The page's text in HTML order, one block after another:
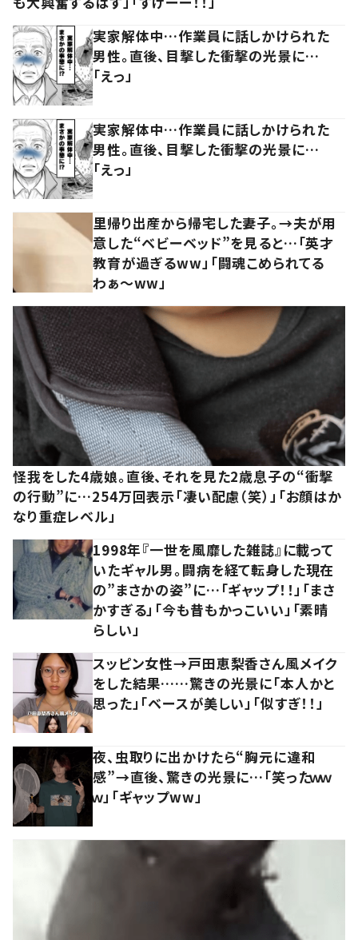
実家解体中…作業員に話しかけられた
男性。直後、目撃した衝撃の光景に…
「えっ」
実家解体中…作業員に話しかけられた
男性。直後、目撃した衝撃の光景に…
「えっ」
里帰り出産から帰宅した妻子。→夫が用
意した“ベビーベッド”を見ると…「英才
教育が過ぎるww」「闘魂こめられてる
わぁ～ww」
怪我をした4歳娘。直後、それを見た2歳息子の“衝撃
の行動”に…254万回表示「凄い配慮（笑）」「お顔はか
なり重症レベル」
1998年『一世を風靡した雑誌』に載って
いたギャル男。闘病を経て転身した現在
の”まさかの姿”に…「ギャップ！！」「まさ
かすぎる」「今も昔もかっこいい」「素晴
らしい」
スッピン女性→戸田恵梨香さん風メイク
をした結果……驚きの光景に「本人かと
思った」「ベースが美しい」「似すぎ！！」
夜、虫取りに出かけたら“胸元に違和
感”→直後、驚きの光景に…「笑ったｗｗ
ｗ」「ギャップww」